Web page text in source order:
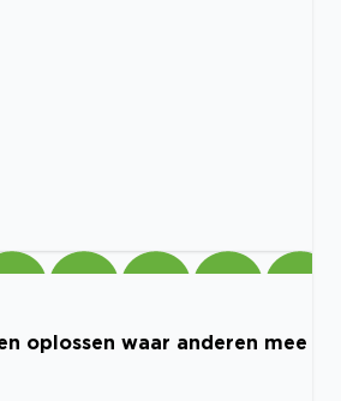
oplossen waar anderen mee